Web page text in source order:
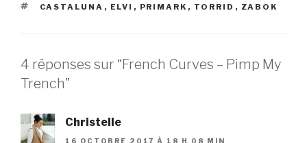
ÉTIQUETTES
CASTALUNA , ELVI , PRIMARK , TORRID , ZABOK
4 réponses sur “French Curves – Pimp My
Trench”
Christelle
16 OCTOBRE 2017 À 18 H 08 MIN